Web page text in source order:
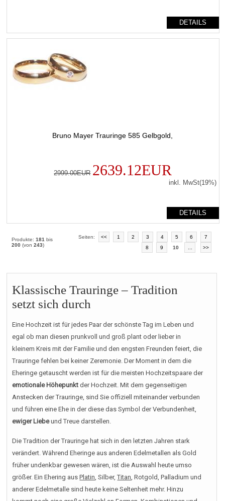
DETAILS
Bruno Mayer Trauringe 585 Gelbgold,
2999.00EUR 2639.12EUR
inkl. MwSt(19%)
DETAILS
Produkte:181 bis
200 (von243)
Seiten: << 1 2 3 4 5 6
7
8
9 10 >>
Klassische Trauringe – Tradition
setzt sich durch
Eine Hochzeit ist für jedes Paar der schönste Tag im Leben und
egal ob man diesen prunkvoll und groß plant oder lieber in
kleinem Kreis mit der Familie und den engsten Freunden feiert, die
Trauringe fehlen bei keiner Zeremonie. Der Moment in dem die
Eheringe getauscht werden ist für die meisten Hochzeitspaare der
emotionale Höhepunkt der Hochzeit. Mit dem gegenseitigen
Anstecken der Trauringe, sind Sie offiziell miteinander verbunden
und führen eine Ehe in der diese das Symbol der Verbundenheit,
ewiger Liebeund Treue darstellen.
Die Tradition der Trauringe hat sich in den letzten Jahren stark
verändert. Während Eheringe aus anderen Edelmetallen als Gold
früher undenkbar gewesen wären, ist die Auswahl heute umso
größer. Ein Ehering ausPlatin, Silber,Titan, Rotgold, Palladium und
anderer Edelmetalle sind heute keine Seltenheit mehr. Hinzu